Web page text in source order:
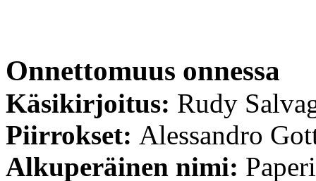
Onnettomuus onnessa
Käsikirjoitus: Rudy
Piirrokset: Alessandro
Alkuperäinen nimi: